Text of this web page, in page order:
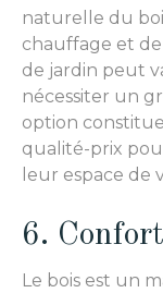
naturelle du
chauffage et de
de jardin peut
nécessiter un
option
qualité-prix
leur espace de
6.
Le bois est un